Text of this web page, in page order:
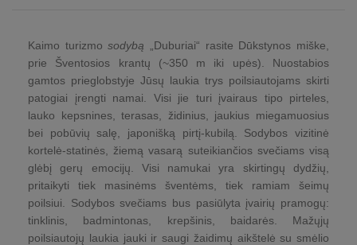
Kaimo turizmosodybą „Duburiai“ rasite Dūkstynos miške,
prie Šventosios krantų (~350 m iki upės). Nuostabios
gamtos prieglobstyje Jūsų laukia trys poilsiautojams skirti
patogiai įrengti namai. Visi jie turi įvairaus tipo pirteles,
lauko kepsnines, terasas, židinius, jaukius miegamuosius
bei pobūvių salę, japonišką pirtį-kubilą. Sodybos vizitinė
kortelė-statinės, žiemą vasarą suteikiančios svečiams visą
glėbį gerų emocijų. Visi namukai yra skirtingų dydžių,
pritaikyti tiek masinėms šventėms, tiek ramiam šeimų
poilsiui. Sodybos svečiams bus pasiūlyta įvairių pramogų:
tinklinis, badmintonas, krepšinis, baidarės. Mažųjų
poilsiautojų laukia jauki ir saugi žaidimų aikštelė su smėlio